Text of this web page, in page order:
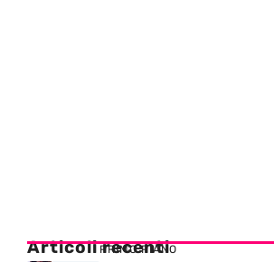
Articoli recenti
PRIMO PIANO